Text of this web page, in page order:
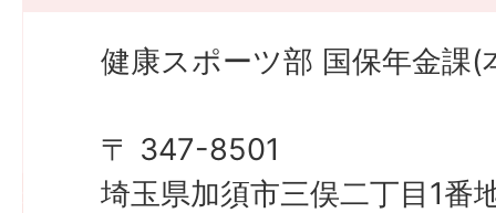
健康スポーツ部 国保年金課(
〒 347-8501
埼玉県加須市三俣二丁目1番